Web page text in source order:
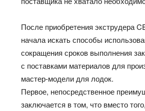
После приобретения экструдера
начала искать способы
сокращения сроков выполнения
с поставками материалов для
мастер-модели для лодок.
Первое, непосредственное
заключается в том, что вместо